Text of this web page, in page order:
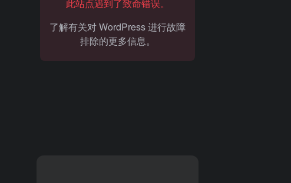
此站点遇到了致命错误。
了解有关对 WordPress 进行故障
排除的更多信息。